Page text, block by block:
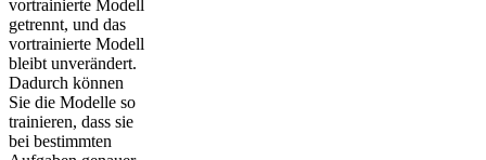
vortrainierte Modell
getrennt, und das
vortrainierte Modell
bleibt unverändert.
Dadurch können
Sie die Modelle so
trainieren, dass sie
bei bestimmten